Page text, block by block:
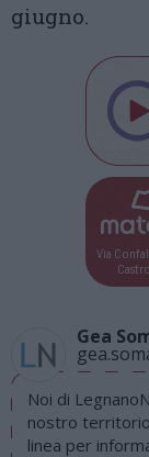
giugno.
Via
Gea
Noi di
nostro
linea per